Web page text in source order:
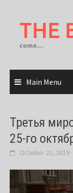
THE
come…
Main Menu
Третья
25-го
October 21, 2019